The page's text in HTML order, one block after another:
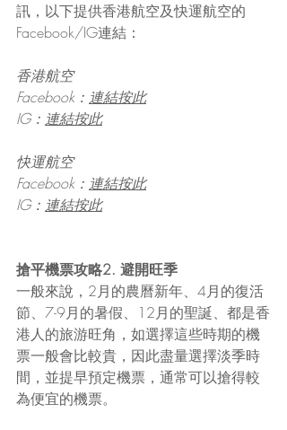
訊，以下提供香港航空及快運航空的
Facebook/IG連結：
香港航空
Facebook： 連結按此
IG： 連結按此
快運航空
Facebook： 連結按此
IG： 連結按此
搶平機票攻略2. 避開旺季
一般來說，2月的農曆新年、4月的復活
節、7-9月的暑假、12月的聖誕、都是香
港人的旅游旺角，如選擇這些時期的機
票一般會比較貴，因此盡量選擇淡季時
間，並提早預定機票，通常可以搶得較
為便宜的機票。